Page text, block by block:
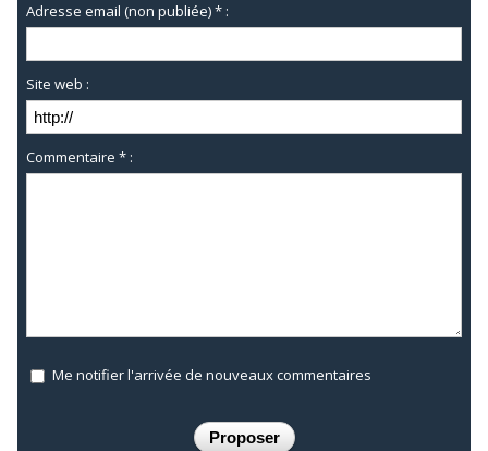
Adresse email (non publiée) * :
Site web :
Commentaire * :
Me notifier l'arrivée de nouveaux commentaires